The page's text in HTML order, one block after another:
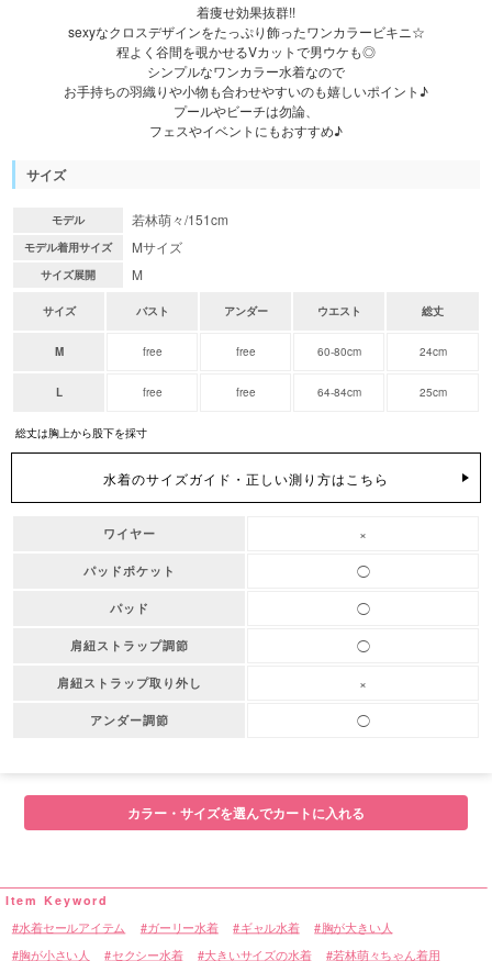
着痩せ効果抜群!!
sexyなクロスデザインをたっぷり飾ったワンカラービキニ☆
程よく谷間を覗かせるVカットで男ウケも◎
シンプルなワンカラー水着なので
お手持ちの羽織りや小物も合わせやすいのも嬉しいポイント♪
プールやビーチは勿論、
フェスやイベントにもおすすめ♪
サイズ
モデル 若林萌々/151cm
モデル着用サイズ Mサイズ
サイズ展開 M
サイズ バスト アンダー ウエスト 総丈
M free free 60-80cm 24cm
L free free 64-84cm 25cm
総丈は胸上から股下を採寸
水着のサイズガイド・正しい測り方はこちら
ワイヤー ×
パッドポケット ◯
パッド ◯
肩紐ストラップ調節 ◯
肩紐ストラップ取り外し ×
アンダー調節 ◯
カラー・サイズを選んでカートに入れる
水着セールアイテム ガーリー水着 ギャル水着 胸が大きい人
胸が小さい人 セクシー水着 大きいサイズの水着 若林萌々ちゃん着用